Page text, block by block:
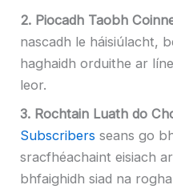
2. Piocadh Taobh
nascadh le háisiúlacht,
haghaidh orduithe ar
leor.
3. Rochtain Luath do
Subscribers seans go
sracfhéachaint eisiach
bhfaighidh siad na